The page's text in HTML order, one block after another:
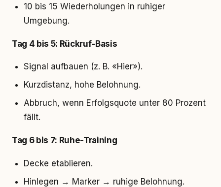
10 bis 15 Wiederholungen in ruhiger
Umgebung.
Tag 4 bis 5: Rückruf-Basis
Signal aufbauen (z. B. «Hier»).
Kurzdistanz, hohe Belohnung.
Abbruch, wenn Erfolgsquote unter 80 Prozent
fällt.
Tag 6 bis 7: Ruhe-Training
Decke etablieren.
Hinlegen → Marker → ruhige Belohnung.